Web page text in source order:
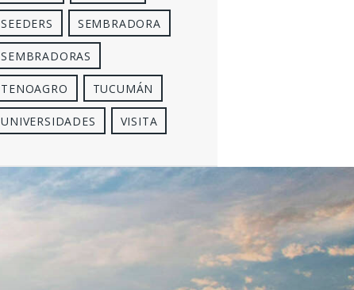
SEEDERS SEMBRADORA
SEMBRADORAS
TENOAGRO TUCUMÁN
UNIVERSIDADES VISITA